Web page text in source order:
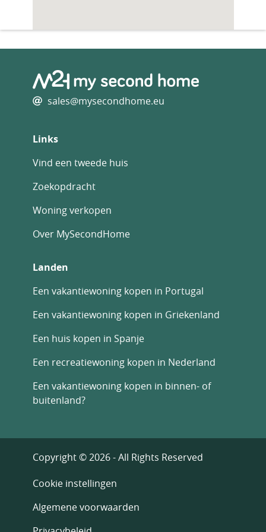
sales@mysecondhome.eu
Links
Vind een tweede huis
Zoekopdracht
Woning verkopen
Over MySecondHome
Landen
Een vakantiewoning kopen in Portugal
Een vakantiewoning kopen in Griekenland
Een huis kopen in Spanje
Een recreatiewoning kopen in Nederland
Een vakantiewoning kopen in binnen- of
buitenland?
Copyright © 2026 - All Rights Reserved
Cookie instellingen
Algemene voorwaarden